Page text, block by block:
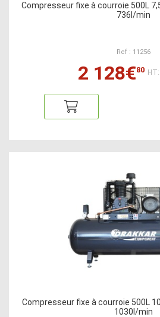
Compresseur fixe à courroie 500L
736l/min
Ref : 11256
2 128€80
Compresseur fixe à courroie 500L
1030l/min